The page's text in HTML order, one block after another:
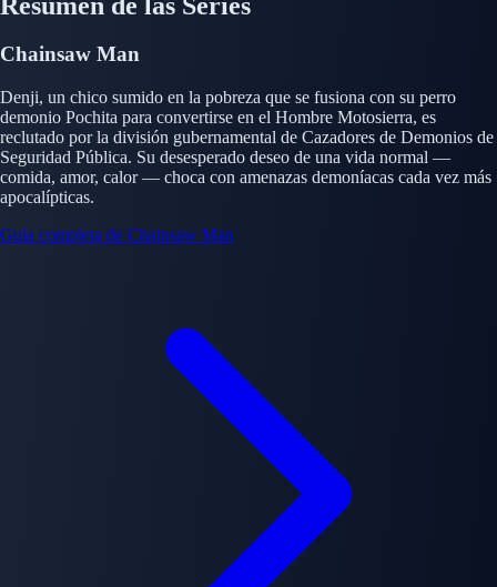
Chainsaw Man
Denji, un chico sumido en la pobreza que se fusiona con su perro
demonio Pochita para convertirse en el Hombre Motosierra, es
reclutado por la división gubernamental de Cazadores de Demonios de
Seguridad Pública. Su desesperado deseo de una vida normal —
comida, amor, calor — choca con amenazas demoníacas cada vez más
apocalípticas.
Guía completa de Chainsaw Man